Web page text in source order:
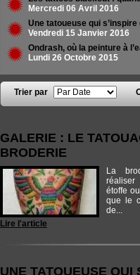
Mercredi 06 Avril 2016
Une tatoueuse qui s’inspire
Vendredi 15 Janvier 2016
Ondrash, où la peinture à
Lundi 26 Octobre 2015
Trier par
GALERIE : LE
BRODERIE
La
réaliser
étoffe
que le
de...
Lire l'article
UNE TATOUEUSE QUI